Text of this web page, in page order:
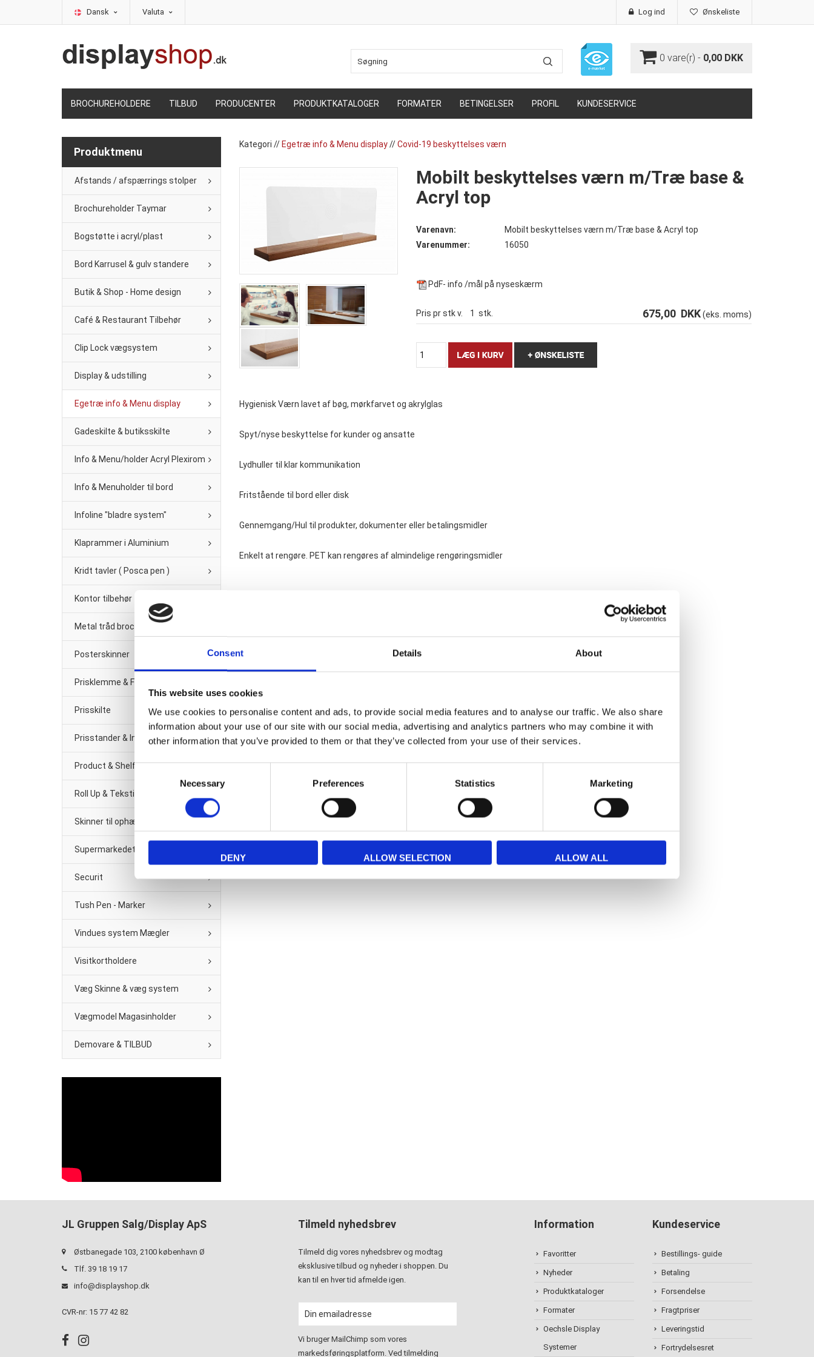
Consent Details About
This website uses cookies
We use cookies to personalise content and ads, to provide social media features and to analyse our traffic. We also share
information about your use of our site with our social media, advertising and analytics partners who may combine it with
other information that you’ve provided to them or that they’ve collected from your use of their services.
Necessary Preferences Statistics Marketing
DENY ALLOW SELECTION ALLOW ALL
Dansk Valuta Ønskeliste
Log ind
0 vare(r) - 0,00 DKK
BROCHUREHOLDERE TILBUD PRODUCENTER PRODUKTKATALOGER FORMATER BETINGELSER PROFIL KUNDESERVICE
Kategori // Egetræ info & Menu display//Covid-19 beskyttelses værn
Mobilt beskyttelses værn m/Træ base &
Acryl top
Varenavn:
Mobilt beskyttelses værn m/Træ base & Acryl top
Varenummer:
16050
PdF- info /mål på nyseskærm
Pris pr stk v. 1 stk. 675,00DKK(eks. moms)
Hygienisk Værn lavet af bøg, mørkfarvet og akrylglas
Spyt/nyse beskyttelse for kunder og ansatte
Lydhuller til klar kommunikation
Fritstående til bord eller disk
Gennemgang/Hul til produkter, dokumenter eller betalingsmidler
Enkelt at rengøre. PET kan rengøres af almindelige rengøringsmidler
Hvis du har nogle spørgsmål er du velkommen til at kontakte
Produktmenu
Afstands / afspærrings stolper
Brochureholder Taymar
Bogstøtte i acryl/plast
Bord Karrusel & gulv standere
Butik & Shop - Home design
Café & Restaurant Tilbehør
Clip Lock vægsystem
Display & udstilling
Egetræ info & Menu display
Gadeskilte & butiksskilte
Info & Menu/holder Acryl Plexirom
Info & Menuholder til bord
Infoline "bladre system"
Klaprammer i Aluminium
Kridt tavler ( Posca pen )
Kontor tilbehør
Metal tråd brochure/Avis-holder
Posterskinner
Prisklemme & Fittings
Prisskilte
Prisstander & Info Sort Metal
Product & Shelf management
Roll Up & Tekstil banner
Skinner til ophæng
Supermarkedet & Købmand
Securit
Tush Pen - Marker
Vindues system Mægler
Visitkortholdere
Væg Skinne & væg system
Vægmodel Magasinholder
Demovare & TILBUD
JL Gruppen Salg/Display ApS
Østbanegade 103, 2100 københavn Ø
Tlf. 39 18 19 17
info@displayshop.dk
CVR-nr: 15 77 42 82
Tilmeld nyhedsbrev
Tilmeld dig vores nyhedsbrev og modtag
eksklusive tilbud og nyheder i shoppen. Du
kan til en hver tid afmelde igen.
Vi bruger MailChimp som vores
markedsføringsplatform. Ved tilmelding
Information
Favoritter
Nyheder
Produktkataloger
Formater
Oechsle Display
Systemer
Kundeservice
Bestillings- guide
Betaling
Forsendelse
Fragtpriser
Leveringstid
Fortrydelsesret